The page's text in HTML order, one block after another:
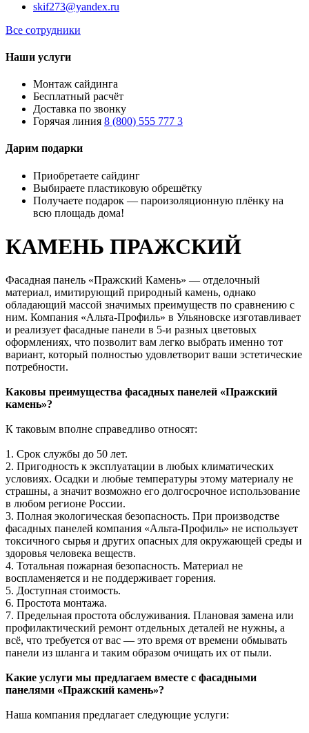
skif273@yandex.ru
Все сотрудники
Наши услуги
Монтаж сайдинга
Бесплатный расчёт
Доставка по звонку
Горячая линия 8 (800) 555 777 3
Дарим подарки
Приобретаете сайдинг
Выбираете пластиковую обрешётку
Получаете подарок — пароизоляционную плёнку на
всю площадь дома!
КАМЕНЬ ПРАЖСКИЙ
Фасадная панель «Пражский Камень» — отделочный
материал, имитирующий природный камень, однако
обладающий массой значимых преимуществ по сравнению с
ним. Компания «Альта-Профиль» в Ульяновске изготавливает
и реализует фасадные панели в 5-и разных цветовых
оформлениях, что позволит вам легко выбрать именно тот
вариант, который полностью удовлетворит ваши эстетические
потребности.
Каковы преимущества фасадных панелей «Пражский
камень»?
К таковым вполне справедливо относят:
1. Срок службы до 50 лет.
2. Пригодность к эксплуатации в любых климатических
условиях. Осадки и любые температуры этому материалу не
страшны, а значит возможно его долгосрочное использование
в любом регионе России.
3. Полная экологическая безопасность. При производстве
фасадных панелей компания «Альта-Профиль» не использует
токсичного сырья и других опасных для окружающей среды и
здоровья человека веществ.
4. Тотальная пожарная безопасность. Материал не
воспламеняется и не поддерживает горения.
5. Доступная стоимость.
6. Простота монтажа.
7. Предельная простота обслуживания. Плановая замена или
профилактический ремонт отдельных деталей не нужны, а
всё, что требуется от вас — это время от времени обмывать
панели из шланга и таким образом очищать их от пыли.
Какие услуги мы предлагаем вместе с фасадными
панелями «Пражский камень»?
Наша компания предлагает следующие услуги: